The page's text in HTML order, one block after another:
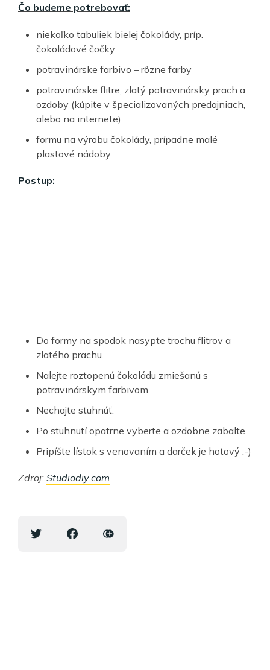
Čo budeme potrebovať:
niekoľko tabuliek bielej čokolády, príp.
čokoládové čočky
potravinárske farbivo – rôzne farby
potravinárske flitre, zlatý potravinársky prach a
ozdoby (kúpite v špecializovaných predajniach,
alebo na internete)
formu na výrobu čokolády, prípadne malé
plastové nádoby
Postup:
Do formy na spodok nasypte trochu flitrov a
zlatého prachu.
Nalejte roztopenú čokoládu zmiešanú s
potravinárskym farbivom.
Nechajte stuhnúť.
Po stuhnutí opatrne vyberte a ozdobne zabalte.
Pripíšte lístok s venovaním a darček je hotový :-)
Zdroj: Studiodiy.com